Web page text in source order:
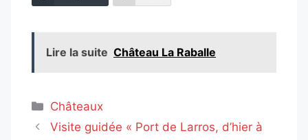
Lire la suite Château La Raballe
Catégories
Châteaux
Visite guidée « Port de Larros, d’hier à